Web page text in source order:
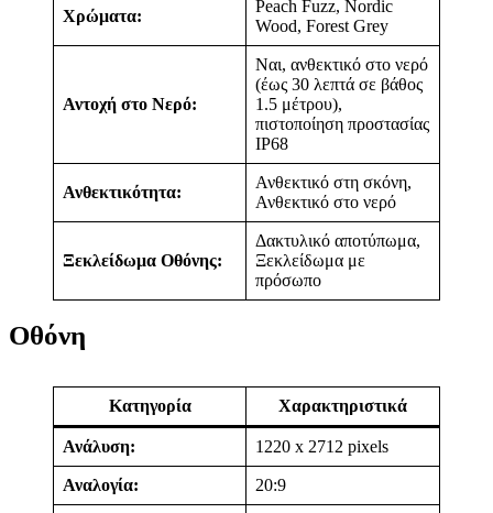
Χρώματα:
Peach Fuzz, Nordic
Wood, Forest Grey
Αντοχή στο Νερό:
Ναι, ανθεκτικό στο νερό
(έως 30 λεπτά σε βάθος
1.5 μέτρου),
πιστοποίηση προστασίας
IP68
Ανθεκτικότητα:
Ανθεκτικό στη σκόνη,
Ανθεκτικό στο νερό
Ξεκλείδωμα Οθόνης:
Δακτυλικό αποτύπωμα,
Ξεκλείδωμα με
πρόσωπο
Οθόνη
Κατηγορία Χαρακτηριστικά
Ανάλυση: 1220 x 2712 pixels
Αναλογία: 20:9